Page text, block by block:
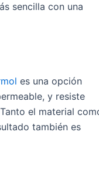
sencilla con una
es una opción
y resiste
el material
también es